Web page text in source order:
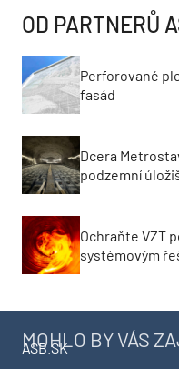
OD PARTNERŮ
Perforované
fasád
Dcera
podzemní
Ochraňte VZT
systémovým
MOHLO BY VÁS
ASB.SK